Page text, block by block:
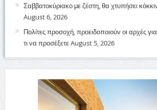
Σαββατοκύριακο με ζέστη, θα χτυπήσει
August 6, 2026
Πολίτες προσοχή, προειδοποιούν οι αρχές
τι να προσέξετεAugust 5, 2026